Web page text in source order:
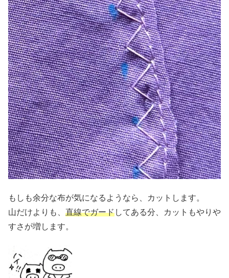
もしも余分な布が気になるようなら、カットします。
山だけよりも、 直線でガードしてある分、カットもやりや
すさが増します。